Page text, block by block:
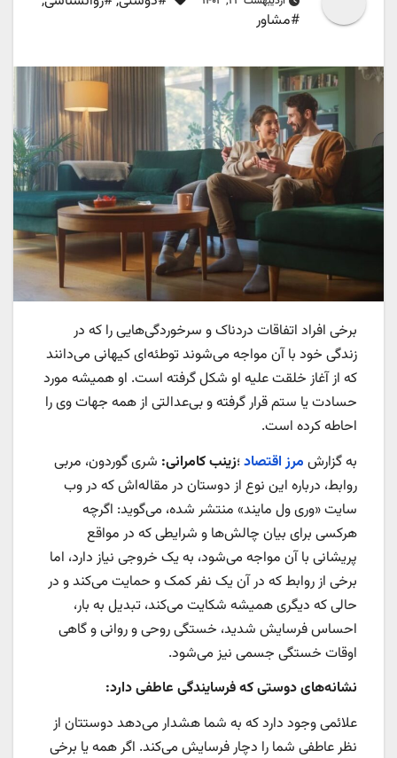
#مشاور
برخی افراد اتفاقات دردناک و سرخوردگی‌هایی را که در
زندگی خود با آن مواجه می‌شوند توطئه‌ای کیهانی می‌دانند
که از آغاز خلقت علیه او شکل گرفته است. او همیشه مورد
حسادت یا ستم قرار ‌گرفته و بی‌عدالتی از همه جهات وی را
احاطه کرده است.
به گزارش مرز اقتصاد؛زینب کامرانی: شری گوردون، مربی
روابط، درباره این نوع از دوستان در مقاله‌اش که در وب
سایت «وری ول مایند» منتشر شده، می‌گوید: اگرچه
هرکسی برای بیان چالش‌ها و شرایطی که در مواقع
پریشانی با آن مواجه می‌شود، به یک خروجی نیاز دارد، اما
برخی از روابط که در آن یک نفر کمک و حمایت می‌کند و در
حالی که دیگری همیشه شکایت می‌کند، تبدیل به بار،
احساس فرسایش شدید، خستگی روحی و روانی و گاهی
اوقات خستگی جسمی نیز می‌شود.
نشانه‌های دوستی که فرسایندگی عاطفی دارد:
علائمی وجود دارد که به شما هشدار می‌دهد دوستتان از
نظر عاطفی شما را دچار فرسایش می‌کند. اگر همه یا برخی